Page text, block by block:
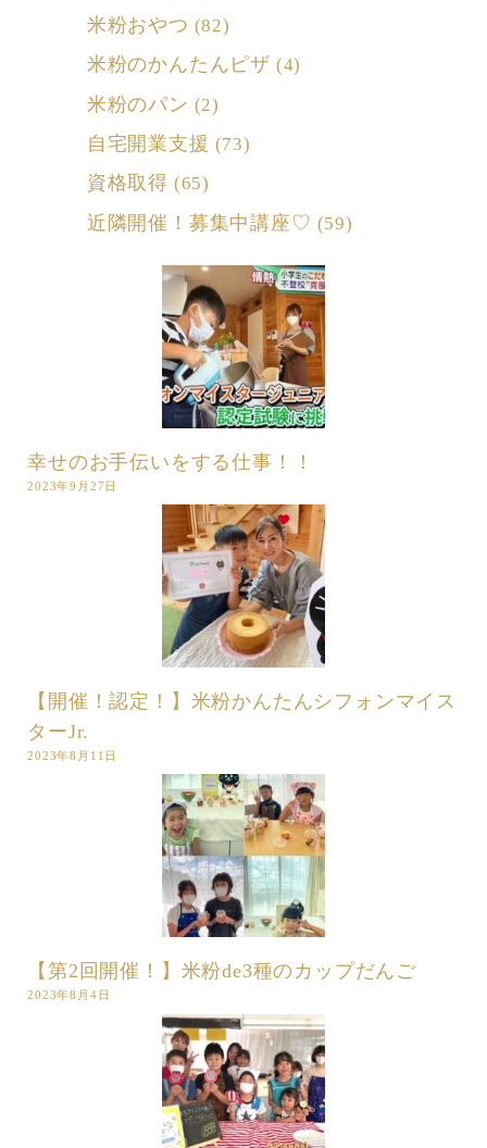
米粉おやつ (82)
米粉のかんたんピザ (4)
米粉のパン (2)
自宅開業支援 (73)
資格取得 (65)
近隣開催！募集中講座♡ (59)
幸せのお手伝いをする仕事！！
2023年9月27日
【開催！認定！】米粉かんたんシフォンマイス
ターJr.
2023年8月11日
【第2回開催！】米粉de3種のカップだんご
2023年8月4日